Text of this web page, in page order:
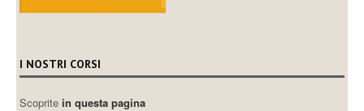
I NOSTRI CORSI
Scopritein questa pagina